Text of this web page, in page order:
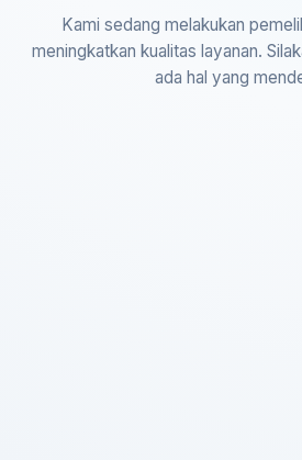
Kami sedang melakukan
meningkatkan kualitas layanan.
ada hal yang